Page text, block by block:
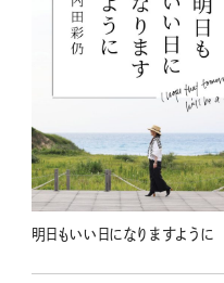
明日もいい日になりますように